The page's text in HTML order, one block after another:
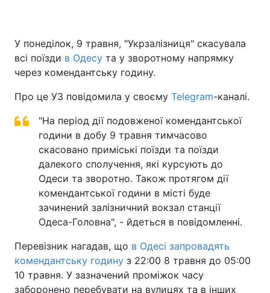
У понеділок, 9 травня, "Укрзалізниця" скасувала
всі поїзди в Одесу та у зворотному напрямку
через комендантську годину.
Про це УЗ повідомила у своєму Telegram-каналі.
"На період дії подовженої комендантської
години в добу 9 травня тимчасово
скасовано приміські поїзди та поїзди
далекого сполучення, які курсують до
Одеси та зворотно. Також протягом дії
комендантської години в місті буде
зачинений залізничний вокзал станції
Одеса-Головна", - йдеться в повідомленні.
Перевізник нагадав, що в Одесі запровадять
комендантську годину з 22:00 8 травня до 05:00
10 травня. У зазначений проміжок часу
заборонено перебувати на вулицях та в інших